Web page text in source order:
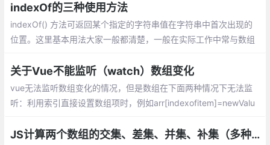
indexOf的三种使用方法
indexOf() 方法可返回某个指定的字符串值在字符串中首次出现的
位置。这里基本用法大家一般都清楚，一般在实际工作中常与数组
关于Vue不能监听（watch）数组变化
vue无法监听数组变化的情况，但是数组在下面两种情况下无法监
听：利用索引直接设置数组项时，例如arr[indexofitem]=newValu
JS计算两个数组的交集、差集、并集、补集（多种实现方式）